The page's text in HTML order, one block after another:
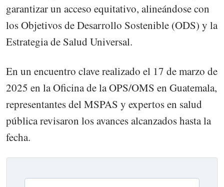
garantizar un acceso equitativo, alineándose con
los Objetivos de Desarrollo Sostenible (ODS) y la
Estrategia de Salud Universal.
En un encuentro clave realizado el 17 de marzo de
2025 en la Oficina de la OPS/OMS en Guatemala,
representantes del MSPAS y expertos en salud
pública revisaron los avances alcanzados hasta la
fecha.